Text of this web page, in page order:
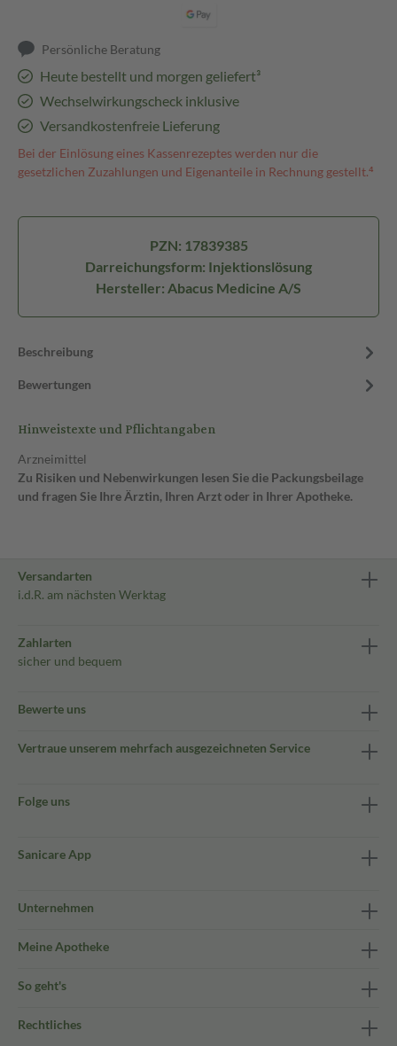
Persönliche Beratung
Heute bestellt und morgen geliefert³
Wechselwirkungscheck inklusive
Versandkostenfreie Lieferung
Bei der Einlösung eines Kassenrezeptes werden nur die
gesetzlichen Zuzahlungen und Eigenanteile in Rechnung gestellt.⁴
PZN: 17839385
Darreichungsform: Injektionslösung
Hersteller: Abacus Medicine A/S
Beschreibung
Bewertungen
Hinweistexte und Pflichtangaben
Arzneimittel
Zu Risiken und Nebenwirkungen lesen Sie die Packungsbeilage
und fragen Sie Ihre Ärztin, Ihren Arzt oder in Ihrer Apotheke.
Versandarten
i.d.R. am nächsten Werktag
Zahlarten
sicher und bequem
Bewerte uns
Vertraue unserem mehrfach ausgezeichneten Service
Folge uns
Sanicare App
Unternehmen
Meine Apotheke
So geht's
Rechtliches